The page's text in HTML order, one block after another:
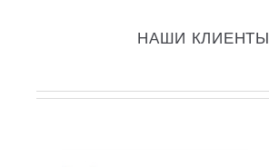
НАШИ КЛИЕНТЫ